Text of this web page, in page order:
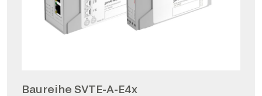
Baureihe SVTE-A-E4x